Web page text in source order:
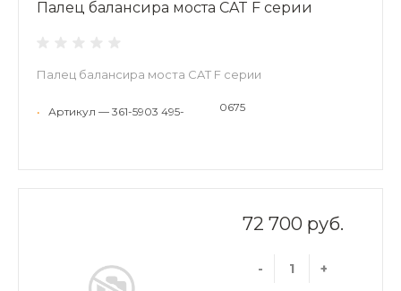
Палец балансира моста CAT F серии
Палец балансира моста CAT F серии
• Артикул — 361-5903 495- 0675
72 700 руб.
- +